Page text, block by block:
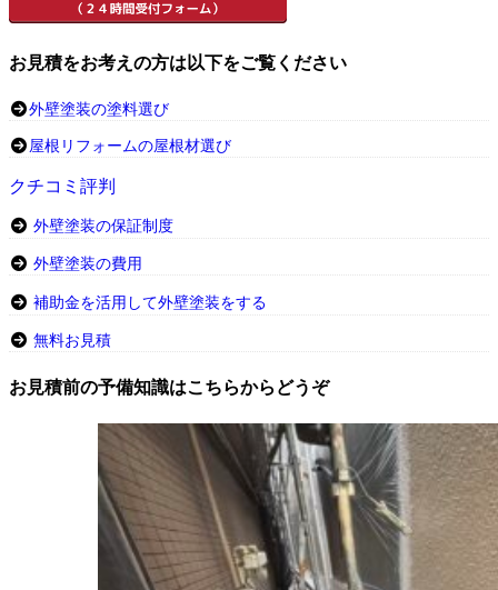
お見積をお考えの方は以下をご覧ください
外壁塗装の塗料選び
屋根リフォームの屋根材選び
クチコミ評判
外壁塗装の保証制度
外壁塗装の費用
補助金を活用して外壁塗装をする
無料お見積
お見積前の予備知識はこちらからどうぞ